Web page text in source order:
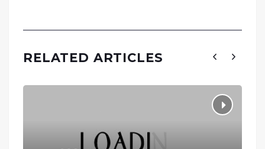
RELATED ARTICLES